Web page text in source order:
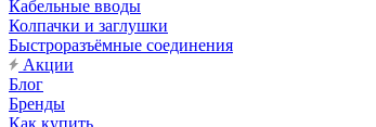
Кабельные вводы
Колпачки и заглушки
Быстроразъёмные соединения
Акции
Блог
Бренды
Как купить